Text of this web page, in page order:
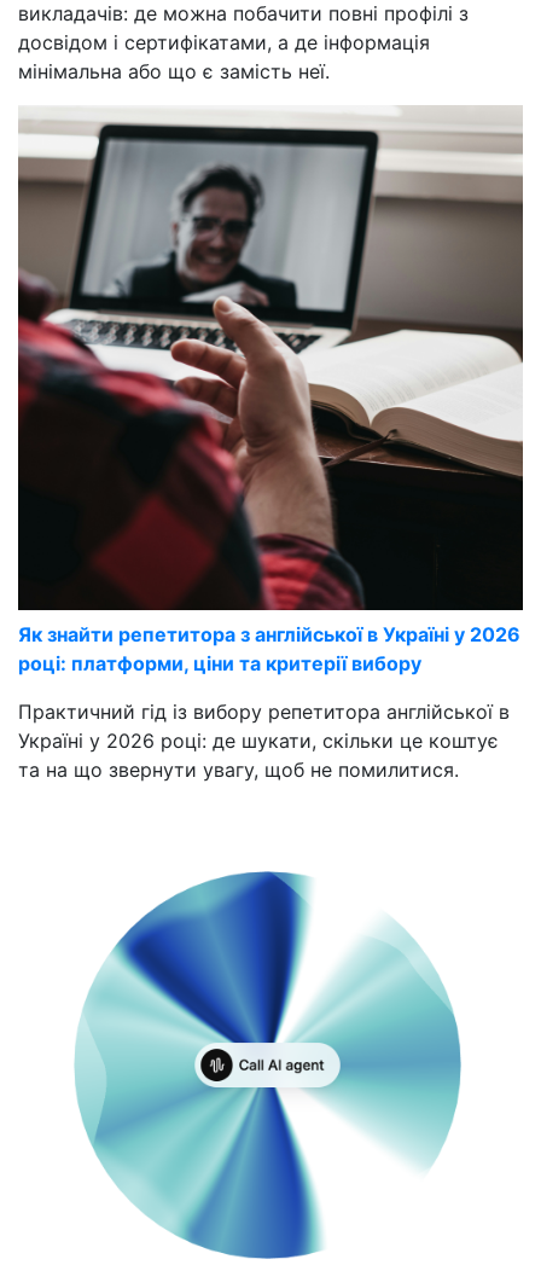
викладачів: де можна побачити повні профілі з
досвідом і сертифікатами, а де інформація
мінімальна або що є замість неї.
Як знайти репетитора з англійської в Україні у 2026
році: платформи, ціни та критерії вибору
Практичний гід із вибору репетитора англійської в
Україні у 2026 році: де шукати, скільки це коштує
та на що звернути увагу, щоб не помилитися.